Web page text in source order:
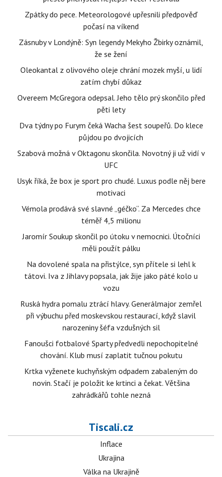
Zpátky do pece. Meteorologové upřesnili předpověď
počasí na víkend
Zásnuby v Londýně: Syn legendy Mekyho Žbirky oznámil,
že se žení
Oleokantal z olivového oleje chrání mozek myší, u lidí
zatím chybí důkaz
Overeem McGregora odepsal. Jeho tělo prý skončilo před
pěti lety
Dva týdny po Furym čeká Wacha šest soupeřů. Do klece
půjdou po dvojicích
Szabová možná v Oktagonu skončila. Novotný ji už vidí v
UFC
Usyk říká, že box je sport pro chudé. Luxus podle něj bere
motivaci
Vémola prodává své slavné „géčko“. Za Mercedes chce
téměř 4,5 milionu
Jaromír Soukup skončil po útoku v nemocnici. Útočníci
měli použít pálku
Na dovolené spala na přistýlce, syn přítele si lehl k
tátovi. Iva z Jihlavy popsala, jak žije jako páté kolo u
vozu
Ruská hydra pomalu ztrácí hlavy. Generálmajor zemřel
při výbuchu před moskevskou restaurací, když slavil
narozeniny šéfa vzdušných sil
Fanoušci fotbalové Sparty předvedli nepochopitelné
chování. Klub musí zaplatit tučnou pokutu
Krtka vyženete kuchyňským odpadem zabaleným do
novin. Stačí je položit ke krtinci a čekat. Většina
zahrádkářů tohle nezná
Tiscali.cz
Inflace
Ukrajina
Válka na Ukrajině